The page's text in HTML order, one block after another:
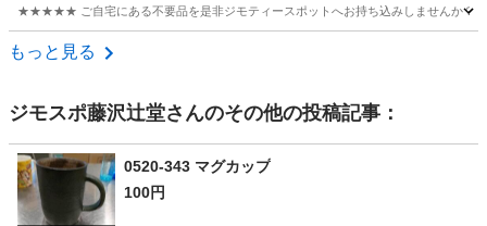
★★★★★ ご自宅にある不要品を是非ジモティースポットへお持ち込みしませんか？
神奈川 川崎市
もっと見る
ジモスポ藤沢辻堂さんのその他の投稿記事：
0520-343 マグカップ
100円